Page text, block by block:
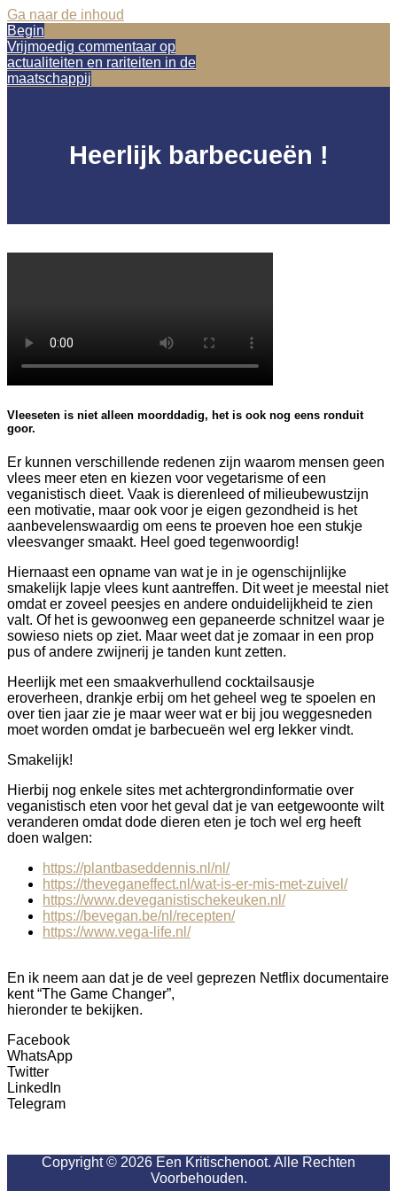
Ga naar de inhoud
Begin
Vrijmoedig commentaar op
actualiteiten en rariteiten in de
maatschappij
Heerlijk barbecueën !
Vleeseten is niet alleen moorddadig, het is ook nog eens ronduit
goor.
Er kunnen verschillende redenen zijn waarom mensen geen
vlees meer eten en kiezen voor vegetarisme of een
veganistisch dieet. Vaak is dierenleed of milieubewustzijn
een motivatie, maar ook voor je eigen gezondheid is het
aanbevelenswaardig om eens te proeven hoe een stukje
vleesvanger smaakt. Heel goed tegenwoordig!
Hiernaast een opname van wat je in je ogenschijnlijke
smakelijk lapje vlees kunt aantreffen. Dit weet je meestal niet
omdat er zoveel peesjes en andere onduidelijkheid te zien
valt. Of het is gewoonweg een gepaneerde schnitzel waar je
sowieso niets op ziet. Maar weet dat je zomaar in een prop
pus of andere zwijnerij je tanden kunt zetten.
Heerlijk met een smaakverhullend cocktailsausje
eroverheen, drankje erbij om het geheel weg te spoelen en
over tien jaar zie je maar weer wat er bij jou weggesneden
moet worden omdat je barbecueën wel erg lekker vindt.
Smakelijk!
Hierbij nog enkele sites met achtergrondinformatie over
veganistisch eten voor het geval dat je van eetgewoonte wilt
veranderen omdat dode dieren eten je toch wel erg heeft
doen walgen:
https://plantbaseddennis.nl/nl/
https://theveganeffect.nl/wat-is-er-mis-met-zuivel/
https://www.deveganistischekeuken.nl/
https://bevegan.be/nl/recepten/
https://www.vega-life.nl/
En ik neem aan dat je de veel geprezen Netflix documentaire
kent “The Game Changer”,
hieronder te bekijken.
Facebook
WhatsApp
Twitter
LinkedIn
Telegram
Copyright © 2026 Een Kritischenoot. Alle Rechten
Voorbehouden.